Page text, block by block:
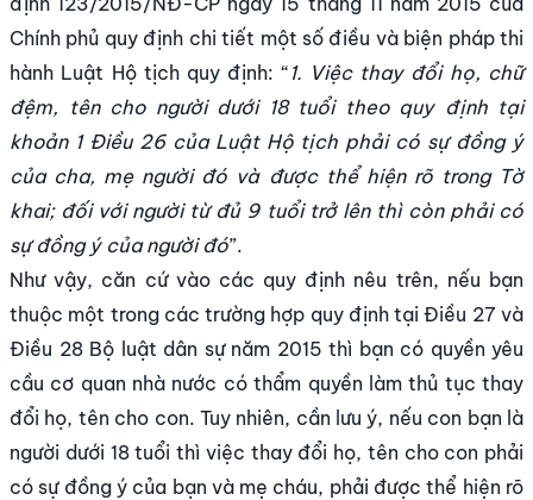
Chính phủ quy định chi tiết một số điều và biện pháp thi
hành Luật Hộ tịch quy định: “ 1. Việc thay đổi họ, chữ
đệm, tên cho người dưới 18 tuổi theo quy định tại
khoản 1 Điều 26 của Luật Hộ tịch phải có sự đồng ý
của cha, mẹ người đó và được thể hiện rõ trong Tờ
khai; đối với người từ đủ 9 tuổi trở lên thì còn phải có
sự đồng ý của người đó”.
Như vậy, căn cứ vào các quy định nêu trên, nếu bạn
thuộc một trong các trường hợp quy định tại Điều 27 và
Điều 28 Bộ luật dân sự năm 2015 thì bạn có quyền yêu
cầu cơ quan nhà nước có thẩm quyền làm thủ tục thay
đổi họ, tên cho con. Tuy nhiên, cần lưu ý, nếu con bạn là
người dưới 18 tuổi thì việc thay đổi họ, tên cho con phải
có sự đồng ý của bạn và mẹ cháu, phải được thể hiện rõ